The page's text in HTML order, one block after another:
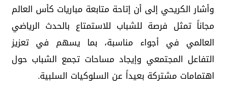
وأشار الكريحي إلى أن إتاحة متابعة مباريات كأس العالم
مجاناً تمثل فرصة للشباب للاستمتاع بالحدث الرياضي
العالمي في أجواء مناسبة، بما يسهم في تعزيز
التفاعل المجتمعي وإيجاد مساحات تجمع الشباب حول
اهتمامات مشتركة بعيداً عن السلوكيات السلبية.